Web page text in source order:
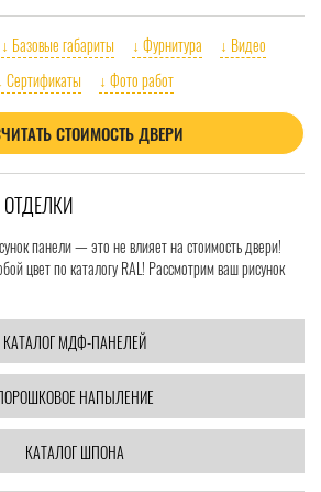
↓ Базовые габариты ↓ Фурнитура
↓ Видео
Сертификаты ↓ Фото работ
СТОИМОСТЬ ДВЕРИ
панели — это не влияет на стоимость двери!
цвет по каталогу RAL! Рассмотрим ваш рисунок
КАТАЛОГ МДФ-ПАНЕЛЕЙ
НАПЫЛЕНИЕ
КАТАЛОГ ШПОНА